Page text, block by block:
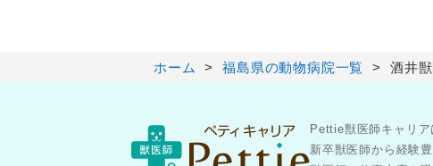
ホーム 福島県の動物病院一覧 酒井
Pettie獣医師キャリア
新卒獣医師から経験